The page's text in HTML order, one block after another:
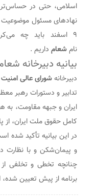
اسلامی، حتی در
نهادهای مسئول موضوعیت
۹ اسفند باید چه
نامشعامداریم .
بیانیه دبیرخانه
دبیرخانهشورای عالی
تدابیر و دستورات رهبر
ایران و جبهه مقاومت، به
کامل حقوق ملت ایران،
در این بیانیه تأکید شده
و پیمان‌شکن و با نظارت
چنانچه تخطی و تخلفی
برنامه از پیش تعیین